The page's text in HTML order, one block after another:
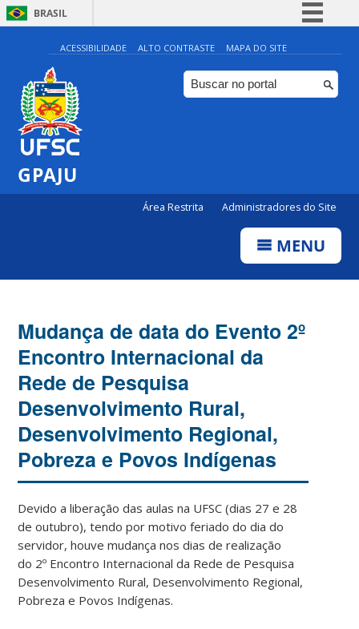
BRASIL
Simplifique!
Comunica BR
Participe
ACESSIBILIDADE ALTO CONTRASTE MAPA DO SITE
GPAJU
Área Restrita Administradores do Site
MENU
Mudança de data do Evento 2º
Encontro Internacional da
Rede de Pesquisa
Desenvolvimento Rural,
Desenvolvimento Regional,
Pobreza e Povos Indígenas
Devido a liberação das aulas na UFSC (dias 27 e 28
de outubro), tendo por motivo feriado do dia do
servidor, houve mudança nos dias de realização
do 2º Encontro Internacional da Rede de Pesquisa
Desenvolvimento Rural, Desenvolvimento Regional,
Pobreza e Povos Indígenas.